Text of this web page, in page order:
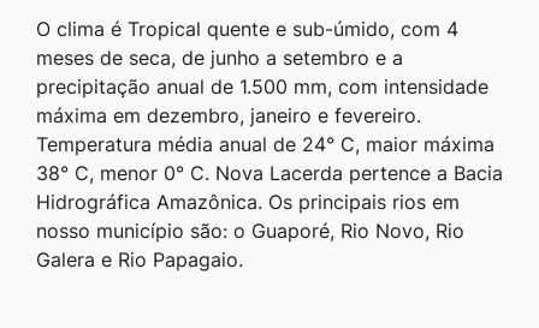
O clima é Tropical quente e sub-úmido, com 4
meses de seca, de junho a setembro e a
precipitação anual de 1.500 mm, com intensidade
máxima em dezembro, janeiro e fevereiro.
Temperatura média anual de 24° C, maior máxima
38° C, menor 0° C. Nova Lacerda pertence a Bacia
Hidrográfica Amazônica. Os principais rios em
nosso município são: o Guaporé, Rio Novo, Rio
Galera e Rio Papagaio.